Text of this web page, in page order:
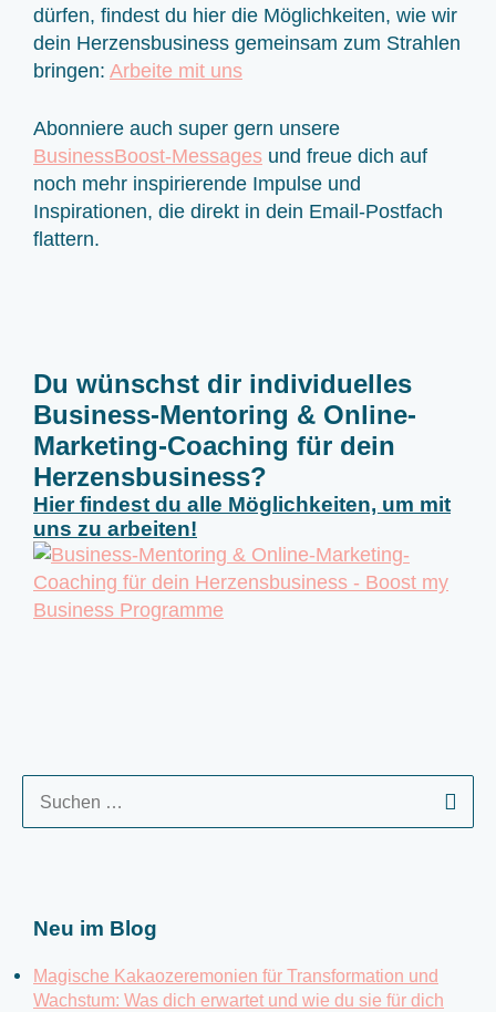
dürfen, findest du hier die Möglichkeiten, wie wir
dein Herzensbusiness gemeinsam zum Strahlen
bringen: Arbeite mit uns
Abonniere auch super gern unsere
BusinessBoost-Messages und freue dich auf
noch mehr inspirierende Impulse und
Inspirationen, die direkt in dein Email-Postfach
flattern.
Du wünschst dir individuelles
Business-Mentoring & Online-
Marketing-Coaching für dein
Herzensbusiness?
Hier findest du alle Möglichkeiten, um mit
uns zu arbeiten!
u
Neu im Blog
Magische Kakaozeremonien für Transformation und
Wachstum: Was dich erwartet und wie du sie für dich